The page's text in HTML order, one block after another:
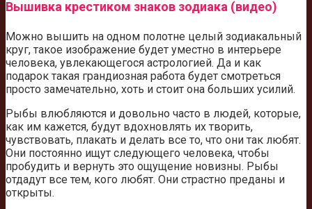
Вышивка крестиком знаков зодиака (видео)
Можно вышить на одном полотне целый зодиакальный
круг, такое изображение будет уместно в интерьере
человека, увлекающегося астрологией. Да и как
подарок такая грандиозная работа будет смотреться
просто замечательно, хоть и стоит она больших усилий.
Рыбы влюбляются и довольно часто в людей, которые,
как им кажется, будут вдохновлять их творить,
чувствовать, плакать и делать все то, что они так любят.
Они постоянно ищут следующего человека, чтобы
пробудить и вернуть это ощущение новизны. Рыбы
отдадут все тем, кого любят. Они страстно преданы и
открыты.